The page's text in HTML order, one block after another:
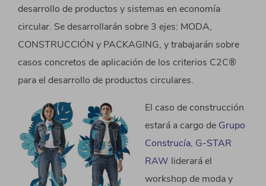
desarrollo de productos y sistemas en economía
circular. Se desarrollarán sobre 3 ejes: MODA,
CONSTRUCCIÓN y PACKAGING, y trabajarán sobre
casos concretos de aplicación de los criterios C2C®
para el desarrollo de productos circulares.
El caso de construcción
estará a cargo de Grupo
Construcía, G-STAR
RAW liderará el
workshop de moda y